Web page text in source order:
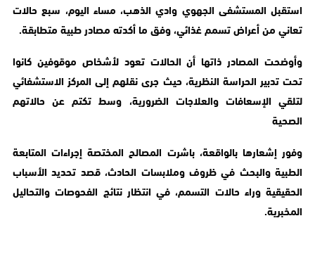
استقبل المستشفى الجهوي وادي الذهب، مساء اليوم، سبع حالات
تعاني من أعراض تسمم غذائي، وفق ما أكدته مصادر طبية متطابقة.
وأوضحت المصادر ذاتها أن الحالات تعود لأشخاص موقوفين كانوا
تحت تدبير الحراسة النظرية، حيث جرى نقلهم إلى المركز الاستشفائي
لتلقي الإسعافات والعلاجات الضرورية، وسط تكتم عن حالاتهم
الصحية
وفور إشعارها بالواقعة، باشرت المصالح المختصة إجراءات المتابعة
الطبية والبحث في ظروف وملابسات الحادث، قصد تحديد الأسباب
الحقيقية وراء حالات التسمم، في انتظار نتائج الفحوصات والتحاليل
المخبرية.